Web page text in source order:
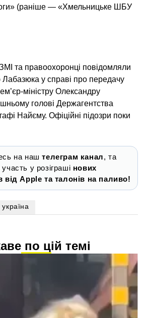
(раніше — «Хмельницьке ШБУ
та правоохоронці повідомляли
у справі про передачу
міністру Олександру
голові Держагентства
Найєму. Офіційні підозри поки
на наштелеграм канал, та
у розіграші нових
від Apple та талонів на паливо!
україна
по цій темі